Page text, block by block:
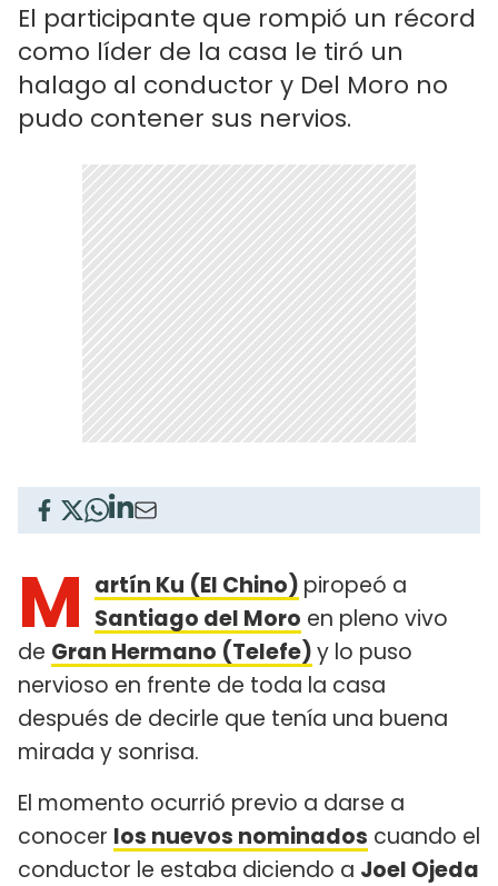
El participante que rompió un récord
como líder de la casa le tiró un
halago al conductor y Del Moro no
pudo contener sus nervios.
M artín Ku (El Chino) piropeó a
Santiago del Moro en pleno vivo
de Gran Hermano (Telefe)y lo puso
nervioso en frente de toda la casa
después de decirle que tenía una buena
mirada y sonrisa.
El momento ocurrió previo a darse a
conocer los nuevos nominados cuando el
conductor le estaba diciendo a Joel Ojeda